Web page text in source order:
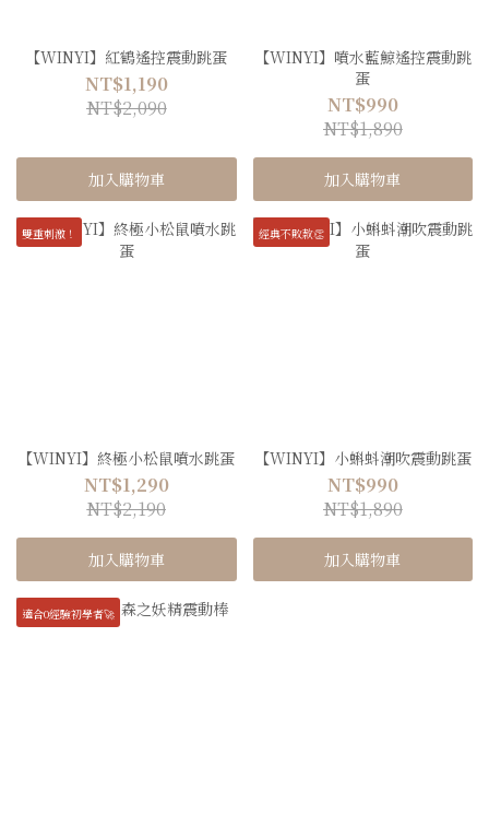
【WINYI】紅鶴遙控震動跳蛋
NT$1,190
NT$2,090
加入購物車
【WINYI】噴水藍鯨遙控震動跳
蛋
NT$990
NT$1,890
加入購物車
雙重刺激！
【WINYI】終極小松鼠噴水跳蛋
NT$1,290
NT$2,190
加入購物車
經典不敗款👏
【WINYI】小蝌蚪潮吹震動跳蛋
NT$990
NT$1,890
加入購物車
適合0經驗初學者🚀